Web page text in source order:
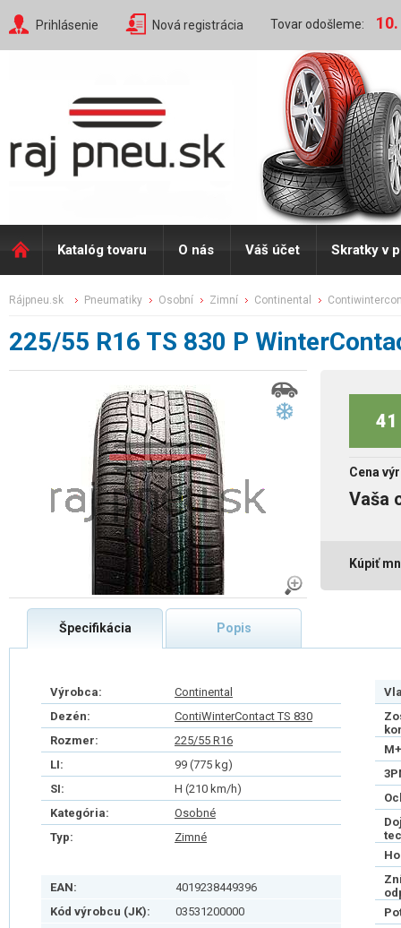
Prihlásenie Nová registrácia Tovar odošleme:
Katalóg tovaru O nás Váš účet Skratky v
rájpneu.sk pneumatiky osobní zimní continental
225/55 R16 TS 830 P
41
Cena
Vaša
Kúpiť
Špecifikácia Popis
Výrobca:
Continental
Dezén:
ContiWinterContact TS 830
Rozmer:
225/55 R16
LI:
99 (775 kg)
SI:
H (210 km/h)
Kategória:
Osobné
Typ:
Zimné
EAN:
4019238449396
Kód výrobcu (JK):
03531200000